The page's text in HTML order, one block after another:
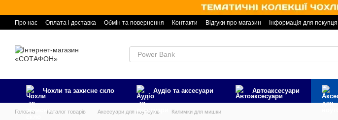
Про нас Оплата і доставка Обмін та повернення Контакти Відгуки про магазин Інформація для покупця
Чохли та захисне скло Аудіо та аксесуари Автоаксесуари
Головна Каталог товарів Аксесуари для ноутбуків Килимки для мишки